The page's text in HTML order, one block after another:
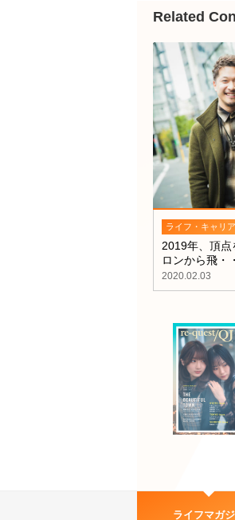
Related
ライフ・キャリ
2019年、頂点
ロンから飛・
2020.02.03
ライフマガ